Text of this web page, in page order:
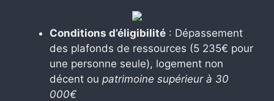
Conditions d’éligibilité : Dépassement
des plafonds de ressources (5 235€ pour
une personne seule), logement non
décent ou patrimoine supérieur à 30
000€